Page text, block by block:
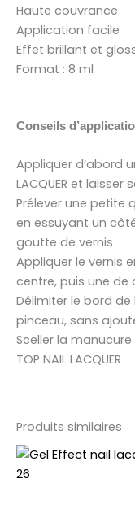
Haute couvrance
Application facile
Effet brillant et
Format : 8 ml
Conseils
Appliquer d’abord
LACQUER et
Prélever une petite
en essuyant un
goutte de vernis
Appliquer le vernis
centre, puis une de
Délimiter le bord
pinceau, sans
Sceller la
TOP NAIL LACQUER
Produits similaires